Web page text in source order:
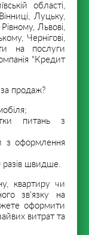
області,
Луцьку,
Львові,
Чернігові,
на послуги
"Кредит
продаж?
питань з
з оформлення
разів швидше.
квартиру чи
зв'язку на
оформити
витрат та